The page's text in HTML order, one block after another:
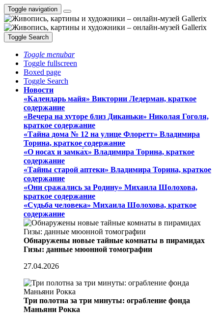
Toggle navigation
Toggle Search
Toggle menubar
Toggle fullscreen
Boxed page
Toggle Search
Новости
«Календарь майя» Виктории Ледерман, краткое
содержание
«Вечера на хуторе близ Диканьки» Николая Гоголя,
краткое содержание
«Тайна дома № 12 на улице Флоретт» Владимира
Торина, краткое содержание
«О носах и замка́х» Владимира Торина, краткое
содержание
«Тайны старой аптеки» Владимира Торина, краткое
содержание
«Они сражались за Родину» Михаила Шолохова,
краткое содержание
«Судьба человека» Михаила Шолохова, краткое
содержание
Обнаружены новые тайные комнаты в пирамидах
Гизы: данные мюонной томографии
27.04.2026
Три полотна за три минуты: ограбление фонда
Маньяни Рокка